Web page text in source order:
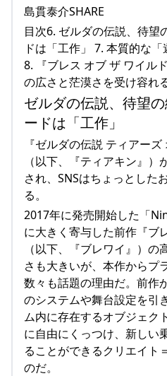
島貫泰介SHARE
目次6. ゼルダの伝説、待望
ドは「工作」 7. 本質的な
8. 『ブレス オブ ザ ワイル
の広さと茫漠さを受け容れ
ゼルダの伝説、待望
ードは「工作」
『ゼルダの伝説 ティアーズ
（以下、『ティアキン』
され、SNSはちょっとした
る。
2017年に発売開始した「
に大きく寄与した前作『ブ
（以下、『ブレワイ』）
さも大きいが、本作からプ
数々も話題の理由だ。前作
のシステムや舞台設定を引
ム内に存在するオブジェク
に自由にくっつけ、新しい
ることができるクリエイト
のだ。